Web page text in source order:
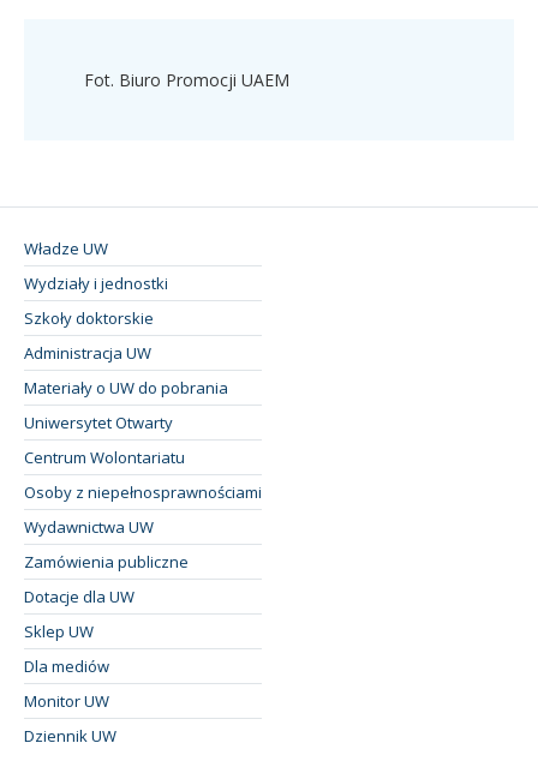
Fot. Biuro Promocji UAEM
Władze UW
Wydziały i jednostki
Szkoły doktorskie
Administracja UW
Materiały o UW do pobrania
Uniwersytet Otwarty
Centrum Wolontariatu
Osoby z niepełnosprawnościami
Wydawnictwa UW
Zamówienia publiczne
Dotacje dla UW
Sklep UW
Dla mediów
Monitor UW
Dziennik UW